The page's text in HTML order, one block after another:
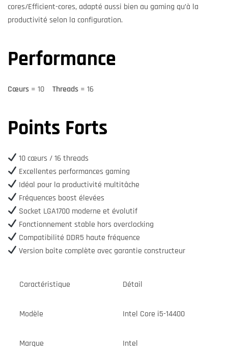
cores/Efficient-cores, adapté aussi bien au gaming qu’à la
productivité selon la configuration.
Performance
Cœurs = 10 Threads = 16
Points Forts
10 cœurs / 16 threads
Excellentes performances gaming
Idéal pour la productivité multitâche
Fréquences boost élevées
Socket LGA1700 moderne et évolutif
Fonctionnement stable hors overclocking
Compatibilité DDR5 haute fréquence
Version boîte complète avec garantie constructeur
Caractéristique Détail
Modèle Intel Core i5-14400
Marque Intel